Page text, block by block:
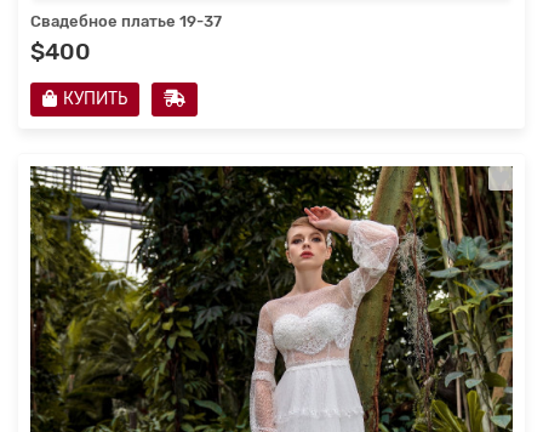
Свадебное платье 19-37
$400
КУПИТЬ